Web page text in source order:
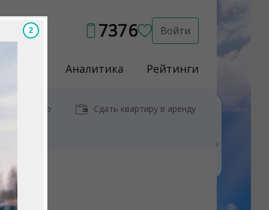
7376 Войти
Аналитика Рейтинги
у метро Сдать квартиру в аренду